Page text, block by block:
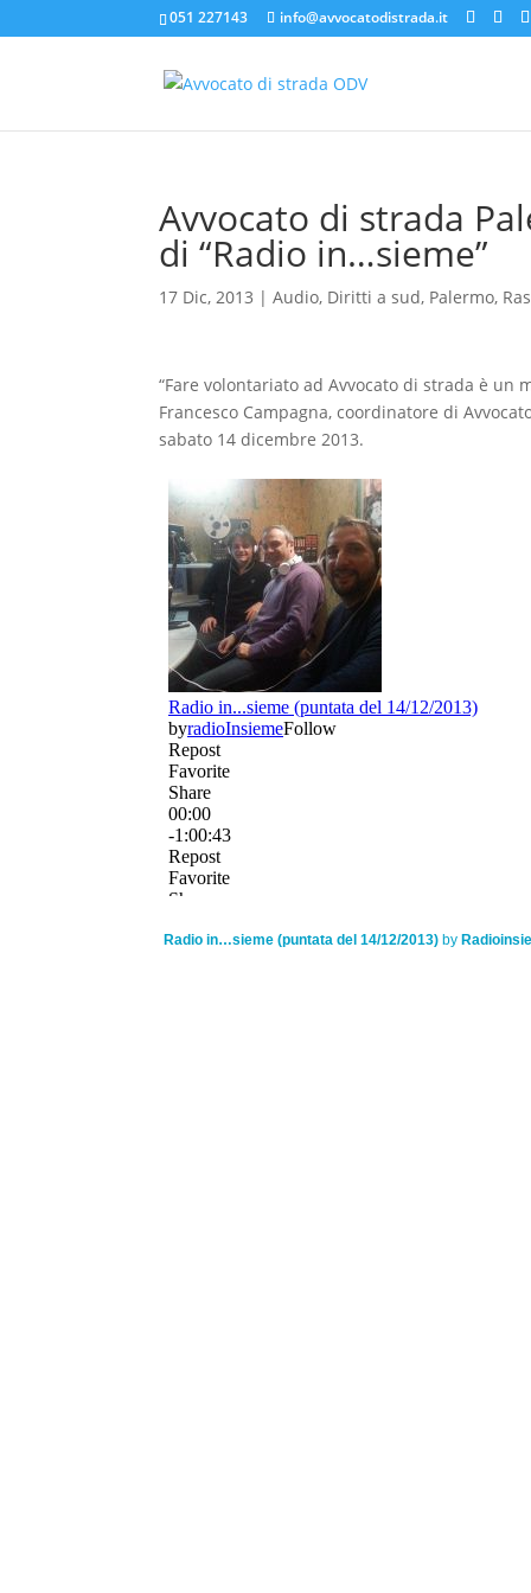
051 227143 info@avvocatodistrada.it
Avvocato di strada
di “Radio in…sieme”
17 Dic, 2013 |Audio, Diritti a sud, Palermo,
“Fare volontariato ad Avvocato di strada è un
Francesco Campagna, coordinatore di
sabato 14 dicembre 2013.
Radio in…sieme (puntata del 14/12/2013) by